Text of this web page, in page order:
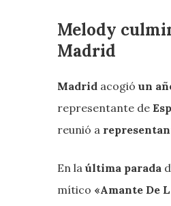
Melody
Madrid
Madrid acogió un
representante de
reunió a
En la última parada
mítico «Amante De